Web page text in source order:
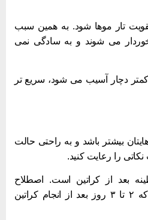
تار موها شود. به همین سبب
می ‌شوند و به سادگی نمی
دچار آسیب می‌ شود، سریع ‌تر
بیشتر باشد و به راحتی حالت
را رعایت کنید.
بعد از کراتین است. اصطلاح
قرنطینه به معنای این است که ۲ تا ۳ روز بعد از انجام کراتین